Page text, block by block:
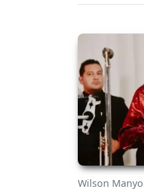
Wilson